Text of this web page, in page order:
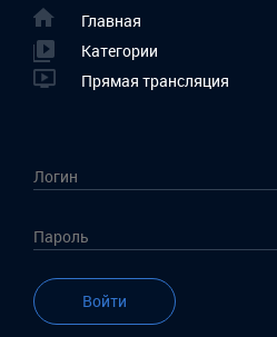
Главная
Категории
Прямая трансляция
Войти